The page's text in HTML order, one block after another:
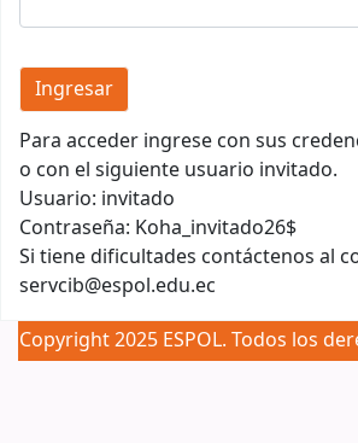
Para acceder ingrese con sus
o con el siguiente usuario invitado.
Usuario: invitado
Contraseña: Koha_invitado26$
Si tiene dificultades contáctenos al
servcib@espol.edu.ec
Copyright 2025 ESPOL. Todos los